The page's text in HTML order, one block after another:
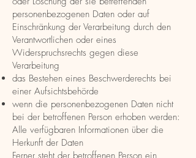
personenbezogenen Daten oder auf
Einschränkung der Verarbeitung durch den
Verantwortlichen oder eines
Widerspruchsrechts gegen diese
Verarbeitung
das Bestehen eines Beschwerderechts bei
einer Aufsichtsbehörde
wenn die personenbezogenen Daten nicht
bei der betroffenen Person erhoben werden:
Alle verfügbaren Informationen über die
Herkunft der Daten
Ferner steht der betroffenen Person ein